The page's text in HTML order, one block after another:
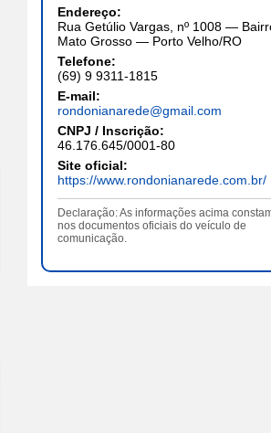
Endereço:
Rua Getúlio Vargas, nº 1008 —
Mato Grosso — Porto Velho/RO
Telefone:
(69) 9 9311-1815
E-mail:
rondonianarede@gmail.com
CNPJ / Inscrição:
46.176.645/0001-80
Site oficial:
https://www.rondonianarede.com.br/
Declaração: As informações acima
nos documentos oficiais do veículo de
comunicação.